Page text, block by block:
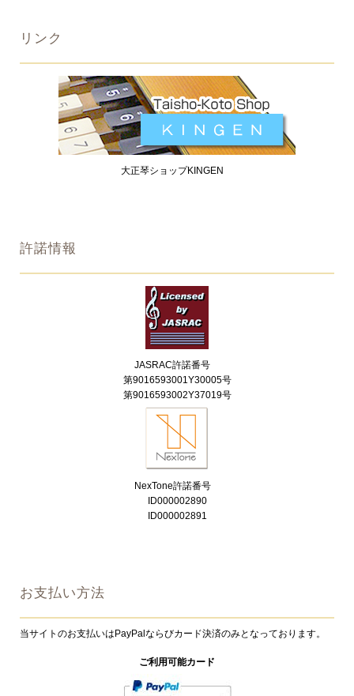
リンク
大正琴ショップKINGEN
許諾情報
JASRAC許諾番号
第9016593001Y30005号
第9016593002Y37019号
NexTone許諾番号
ID000002890
ID000002891
お支払い方法
当サイトのお支払いはPayPalならびカード決済のみとなっております。
ご利用可能カード